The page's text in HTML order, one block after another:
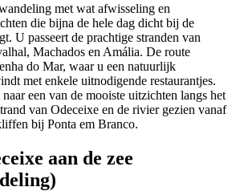
met wat afwisseling en
die bijna de hele dag dicht bij de
U passeert de prachtige stranden van
Machados en Amália. De route
do Mar, waar u een natuurlijk
met enkele uitnodigende restaurantjes.
een van de mooiste uitzichten langs het
van Odeceixe en de rivier gezien vanaf
bij Ponta em Branco.
aan de zee